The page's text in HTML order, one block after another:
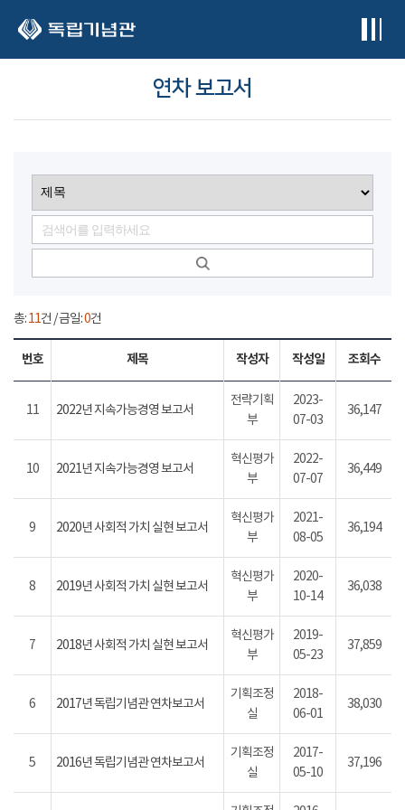
연차 보고서
총:11건 / 금일:0건
번호 제목 작성자 작성일 조회수
11 2022년 지속가능경영 보고서
전략기획
부
2023-
07-03
36,147
10 2021년 지속가능경영 보고서
혁신평가
부
2022-
07-07
36,449
9 2020년 사회적 가치 실현 보고서
혁신평가
부
2021-
08-05
36,194
8 2019년 사회적 가치 실현 보고서
혁신평가
부
2020-
10-14
36,038
7 2018년 사회적 가치 실현 보고서
혁신평가
부
2019-
05-23
37,859
6 2017년 독립기념관 연차보고서
기획조정
실
2018-
06-01
38,030
5 2016년 독립기념관 연차보고서
기획조정
실
2017-
05-10
37,196